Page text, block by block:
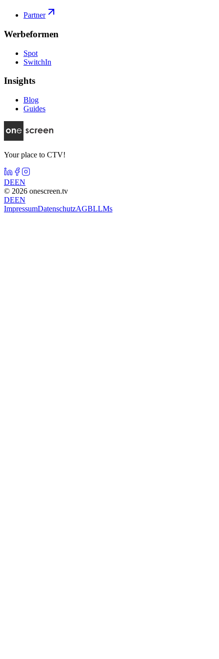
Partner
Werbeformen
Spot
SwitchIn
Insights
Blog
Guides
Your place to CTV!
DEEN
© 2026 onescreen.tv
DEEN
ImpressumDatenschutzAGBLLMs